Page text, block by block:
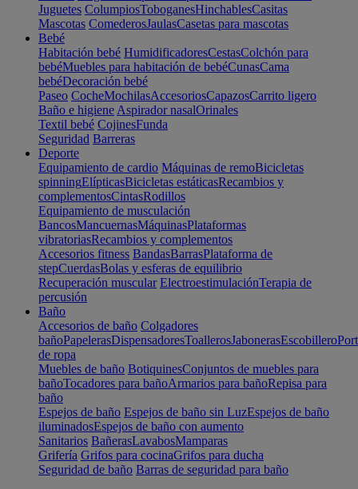
Juguetes ColumpiosToboganesHinchablesCasitas
Mascotas ComederosJaulasCasetas para mascotas
Bebé
Habitación bebé HumidificadoresCestasColchón para
bebéMuebles para habitación de bebéCunasCama
bebéDecoración bebé
Paseo CocheMochilasAccesoriosCapazosCarrito ligero
Baño e higiene Aspirador nasalOrinales
Textil bebé CojinesFunda
Seguridad Barreras
Deporte
Equipamiento de cardio Máquinas de remoBicicletas
spinningElípticasBicicletas estáticasRecambios y
complementosCintasRodillos
Equipamiento de musculación
BancosMancuernasMáquinasPlataformas
vibratoriasRecambios y complementos
Accesorios fitness BandasBarrasPlataforma de
stepCuerdasBolas y esferas de equilibrio
Recuperación muscular ElectroestimulaciónTerapia de
percusión
Baño
Accesorios de baño Colgadores
bañoPapelerasDispensadoresToallerosJabonerasEscobillero
de ropa
Muebles de baño BotiquinesConjuntos de muebles para
bañoTocadores para bañoArmarios para bañoRepisa para
baño
Espejos de baño Espejos de baño sin LuzEspejos de baño
iluminadosEspejos de baño con aumento
Sanitarios BañerasLavabosMamparas
Grifería Grifos para cocinaGrifos para ducha
Seguridad de baño Barras de seguridad para baño